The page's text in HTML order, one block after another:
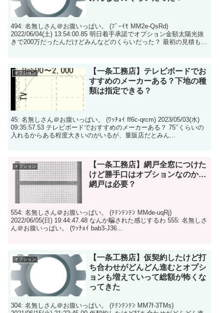
494: 名無しさん＠お腹いっぱい。 (ﾌﾞｰｲﾓ MM2e-QsRd)
2022/06/04(土) 13:54:00.85 明日着手承諾でオプション金額太陽光抜
きで200万だったんだけどみんなどのくらいだった？ 最初の見積もり
オプション
【一条工務店】テレビボードでお
すすめのメーカーある？下地の種
類は指定できる？
45: 名無しさん＠お腹いっぱい。 (ﾜｯﾁｮｲ ff6c-qrcm) 2023/05/03(水)
09:35:57.53 テレビボードでおすすめのメーカーある？ 75’’くらいの
入れるからある程度大きいのがいるが、量販店だとみん...
オプション
【一条工務店】網戸全窓につけた
けど勝手口はオプションなのか…
網戸は必要？
554: 名無しさん＠お腹いっぱい。 (ﾃﾃﾝﾃﾝﾃﾝ MMde-uqRj)
2022/06/05(日) 19:44:47.48 なんか騙された感じするわ 555: 名無しさ
ん＠お腹いっぱい。 (ﾜｯﾁｮｲ bab3-J36...
オプション
【一条工務店】仮契約したけど打
ち合わせがどんどん進むとオプシ
ョンも増えていって総額が怖くな
ってきた
304: 名無しさん＠お腹いっぱい。 (ﾃﾃﾝﾃﾝﾃﾝ MM7f-3TMs)